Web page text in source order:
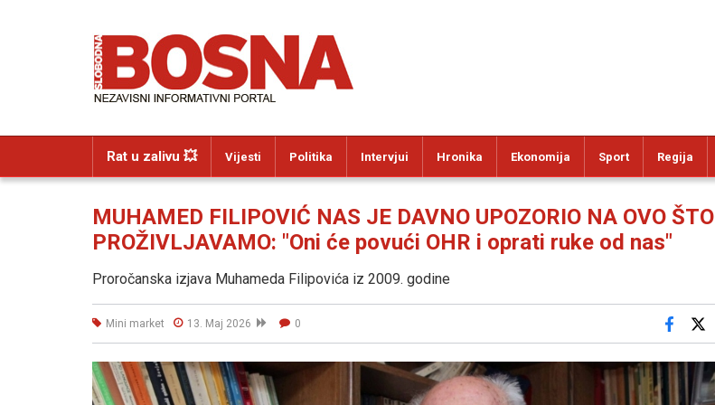
Rat u zalivu 💥 Vijesti Politika Intervjui Hronika Ekonomija Sport Regija
MUHAMED FILIPOVIĆ NAS JE DAVNO UPOZORIO NA OVO ŠTO
PROŽIVLJAVAMO: "Oni će povući OHR i oprati ruke od nas"
Proročanska izjava Muhameda Filipovića iz 2009. godine
Mini market 13. Maj 2026 0
Facebook